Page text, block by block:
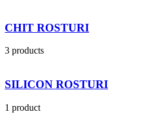
CHIT ROSTURI
3 products
SILICON ROSTURI
1 product